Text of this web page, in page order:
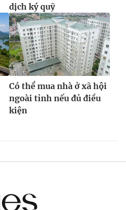
dịch ký quỹ
Có thể mua nhà ở xã hội
ngoài tỉnh nếu đủ điều
kiện